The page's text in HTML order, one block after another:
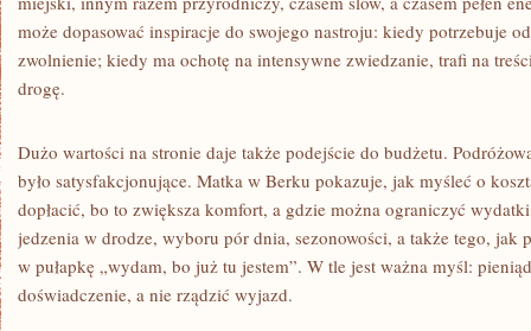
może dopasować inspiracje do swojego nastroju: kiedy potrzebuje
zwolnienie; kiedy ma ochotę na intensywne zwiedzanie, trafi na
drogę.
Dużo wartości na stronie daje także podejście do budżetu.
było satysfakcjonujące. Matka w Berku pokazuje, jak myśleć o
dopłacić, bo to zwiększa komfort, a gdzie można ograniczyć
jedzenia w drodze, wyboru pór dnia, sezonowości, a także tego, jak
w pułapkę „wydam, bo już tu jestem”. W tle jest ważna myśl:
doświadczenie, a nie rządzić wyjazd.